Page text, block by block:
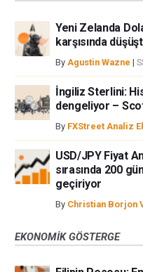
Yeni Zelanda
karşısında
By Agustin Wazne |
İngiliz Sterlini:
dengeliyor –
By FXStreet Analiz
USD/JPY Fiyat
sırasında 200
geçiriyor
By Christian Borjon
EKONOMIK GÖSTERGE